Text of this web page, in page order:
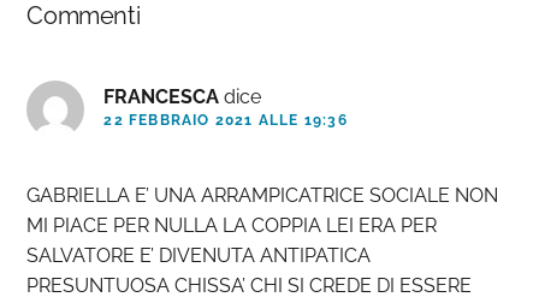
del
lettore
Commenti
FRANCESCA dice
22 FEBBRAIO 2021 ALLE 19:36
GABRIELLA E’ UNA ARRAMPICATRICE SOCIALE NON
MI PIACE PER NULLA LA COPPIA LEI ERA PER
SALVATORE E’ DIVENUTA ANTIPATICA
PRESUNTUOSA CHISSA’ CHI SI CREDE DI ESSERE